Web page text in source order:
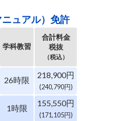
ュアル）免許
学科教習
合計料金
税抜
（税込）
26時限
218,900円
(240,790円)
1時限
155,550円
(171,105円)